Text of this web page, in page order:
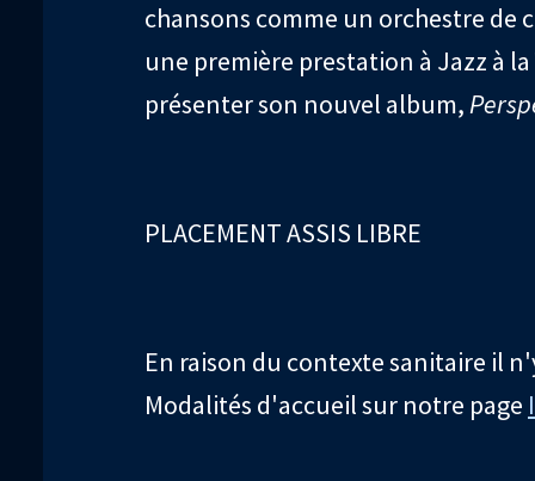
chansons comme un orchestre de
une première prestation à Jazz à
présenter son nouvel album,
PLACEMENT ASSIS LIBRE
En raison du contexte sanitaire il
Modalités d'accueil sur notre page